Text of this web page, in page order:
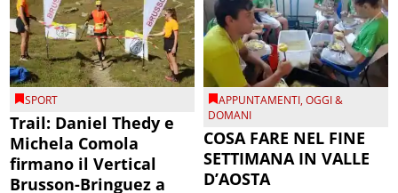
SPORT
Trail: Daniel Thedy e
Michela Comola
firmano il Vertical
Brusson-Bringuez a
APPUNTAMENTI,OGGI &
DOMANI
COSA FARE NEL FINE
SETTIMANA IN VALLE
D’AOSTA